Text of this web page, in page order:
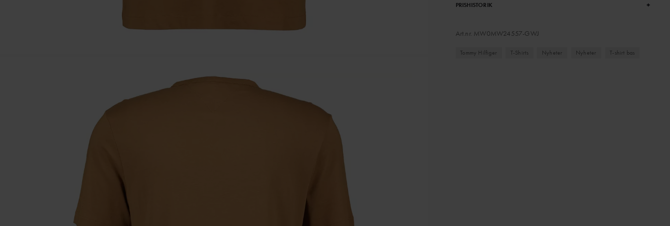
PRISHISTORIK +
Art.nr. MW0MW24557-GWJ
Tommy Hilfiger T-Shirts Nyheter Nyheter T-shirt bas